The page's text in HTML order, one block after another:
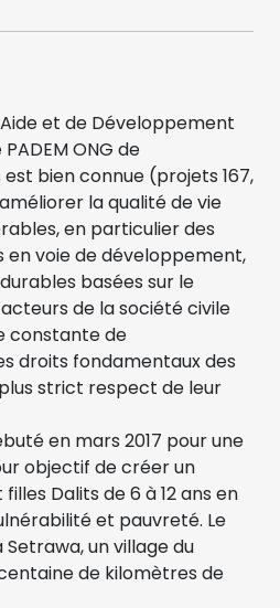
et de Développement
ONG de
bien connue (projets 167,
la qualité de vie
en particulier des
en voie de développement,
basées sur le
de la société civile
constante de
droits fondamentaux des
strict respect de leur
en mars 2017 pour une
objectif de créer un
Dalits de 6 à 12 ans en
et pauvreté. Le
un village du
de kilomètres de